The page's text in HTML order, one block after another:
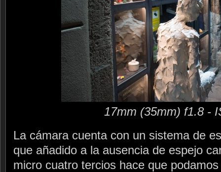
17mm (35mm) f1.8 -
La cámara cuenta con un sistema de
que añadido a la ausencia de espejo
micro cuatro tercios hace que